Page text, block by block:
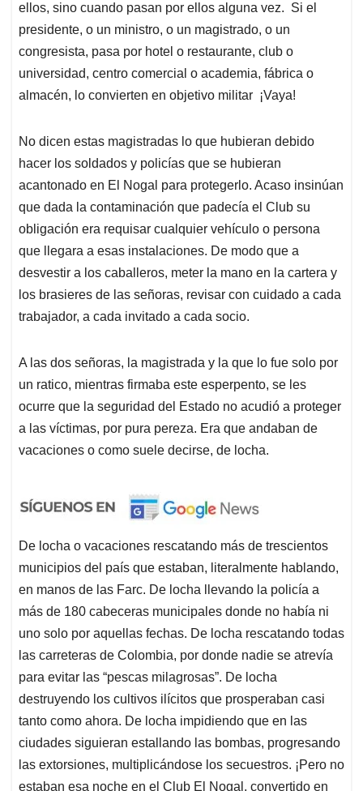
ellos, sino cuando pasan por ellos alguna vez. Si el
presidente, o un ministro, o un magistrado, o un
congresista, pasa por hotel o restaurante, club o
universidad, centro comercial o academia, fábrica o
almacén, lo convierten en objetivo militar ¡Vaya!
No dicen estas magistradas lo que hubieran debido
hacer los soldados y policías que se hubieran
acantonado en El Nogal para protegerlo. Acaso insinúan
que dada la contaminación que padecía el Club su
obligación era requisar cualquier vehículo o persona
que llegara a esas instalaciones. De modo que a
desvestir a los caballeros, meter la mano en la cartera y
los brasieres de las señoras, revisar con cuidado a cada
trabajador, a cada invitado a cada socio.
A las dos señoras, la magistrada y la que lo fue solo por
un ratico, mientras firmaba este esperpento, se les
ocurre que la seguridad del Estado no acudió a proteger
a las víctimas, por pura pereza. Era que andaban de
vacaciones o como suele decirse, de locha.
De locha o vacaciones rescatando más de trescientos
municipios del país que estaban, literalmente hablando,
en manos de las Farc. De locha llevando la policía a
más de 180 cabeceras municipales donde no había ni
uno solo por aquellas fechas. De locha rescatando todas
las carreteras de Colombia, por donde nadie se atrevía
para evitar las “pescas milagrosas”. De locha
destruyendo los cultivos ilícitos que prosperaban casi
tanto como ahora. De locha impidiendo que en las
ciudades siguieran estallando las bombas, progresando
las extorsiones, multiplicándose los secuestros. ¡Pero no
estaban esa noche en el Club El Nogal, convertido en